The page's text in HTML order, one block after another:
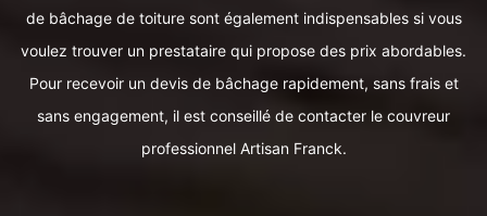
de bâchage de toiture sont également indispensables si vous
voulez trouver un prestataire qui propose des prix abordables.
Pour recevoir un devis de bâchage rapidement, sans frais et
sans engagement, il est conseillé de contacter le couvreur
professionnel Artisan Franck.